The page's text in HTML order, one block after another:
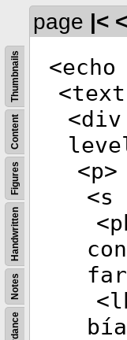
Notes
Handwritten
Figures
Content
Thumbnails
page |< <
<echo
<text
<div
<p>
<s
<
<